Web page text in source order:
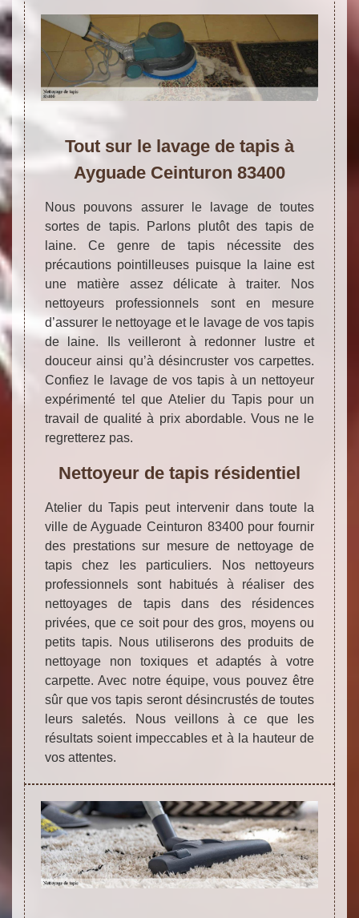
Tout sur le lavage de tapis à
Ayguade Ceinturon 83400
Nous pouvons assurer le lavage de toutes
sortes de tapis. Parlons plutôt des tapis de
laine. Ce genre de tapis nécessite des
précautions pointilleuses puisque la laine est
une matière assez délicate à traiter. Nos
nettoyeurs professionnels sont en mesure
d’assurer le nettoyage et le lavage de vos tapis
de laine. Ils veilleront à redonner lustre et
douceur ainsi qu’à désincruster vos carpettes.
Confiez le lavage de vos tapis à un nettoyeur
expérimenté tel que Atelier du Tapis pour un
travail de qualité à prix abordable. Vous ne le
regretterez pas.
Nettoyeur de tapis résidentiel
Atelier du Tapis peut intervenir dans toute la
ville de Ayguade Ceinturon 83400 pour fournir
des prestations sur mesure de nettoyage de
tapis chez les particuliers. Nos nettoyeurs
professionnels sont habitués à réaliser des
nettoyages de tapis dans des résidences
privées, que ce soit pour des gros, moyens ou
petits tapis. Nous utiliserons des produits de
nettoyage non toxiques et adaptés à votre
carpette. Avec notre équipe, vous pouvez être
sûr que vos tapis seront désincrustés de toutes
leurs saletés. Nous veillons à ce que les
résultats soient impeccables et à la hauteur de
vos attentes.